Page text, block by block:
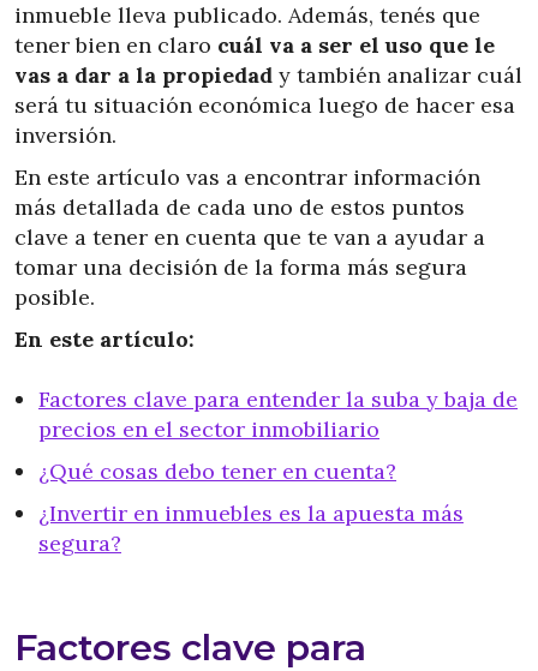
inmueble lleva publicado. Además, tenés que
tener bien en claro cuál va a ser el uso que le
vas a dar a la propiedad y también analizar cuál
será tu situación económica luego de hacer esa
inversión.
En este artículo vas a encontrar información
más detallada de cada uno de estos puntos
clave a tener en cuenta que te van a ayudar a
tomar una decisión de la forma más segura
posible.
En este artículo:
Factores clave para entender la suba y baja de
precios en el sector inmobiliario
¿Qué cosas debo tener en cuenta?
¿Invertir en inmuebles es la apuesta más
segura?
Factores clave para